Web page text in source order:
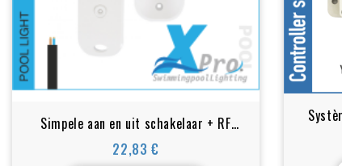
Simpele aan en uit schakelaar + RF
afstandsbediening
22,83 €
Prix